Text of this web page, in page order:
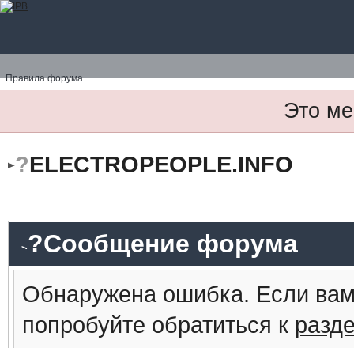
Правила форума
Это
?ELECTROPEOPLE.INFO
?Сообщение форума
Обнаружена ошибка. Если
попробуйте обратиться к